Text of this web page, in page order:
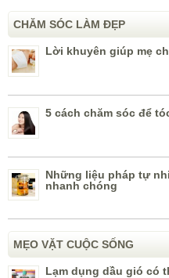
CHĂM SÓC LÀM ĐẸP
Lời khuyên giúp mẹ
5 cách chăm sóc để
Những liệu pháp tự
nhanh chóng
MẸO VẶT CUỘC SỐNG
Lạm dụng dầu gió có